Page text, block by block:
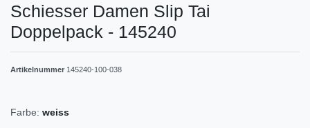
Schiesser Damen Slip Tai
Doppelpack - 145240
Artikelnummer 145240-100-038
Farbe: weiss